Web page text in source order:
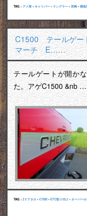
TAG : アメ車 • キャリパー • ラングラー • 宮崎 • 構造
C1500 テールゲ
マーチ E……
テールゲートが開か
た。アゲC1500 &nb
TAG : 2ドアタホ • C1500 • ETC取り付け • オーバー